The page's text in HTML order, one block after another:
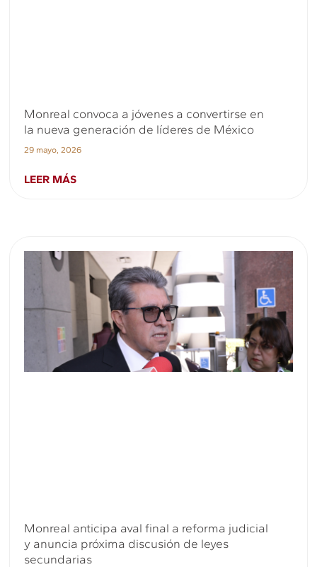
Monreal convoca a jóvenes a convertirse en
la nueva generación de líderes de México
29 mayo, 2026
LEER MÁS
Monreal anticipa aval final a reforma judicial
y anuncia próxima discusión de leyes
secundarias